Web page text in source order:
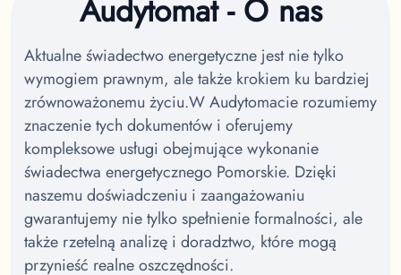
Audytomat - O nas
Aktualne świadectwo energetyczne jest nie tylko
wymogiem prawnym, ale także krokiem ku bardziej
zrównoważonemu życiu.W Audytomacie rozumiemy
znaczenie tych dokumentów i oferujemy
kompleksowe usługi obejmujące wykonanie
świadectwa energetycznego Pomorskie. Dzięki
naszemu doświadczeniu i zaangażowaniu
gwarantujemy nie tylko spełnienie formalności, ale
także rzetelną analizę i doradztwo, które mogą
przynieść realne oszczędności.